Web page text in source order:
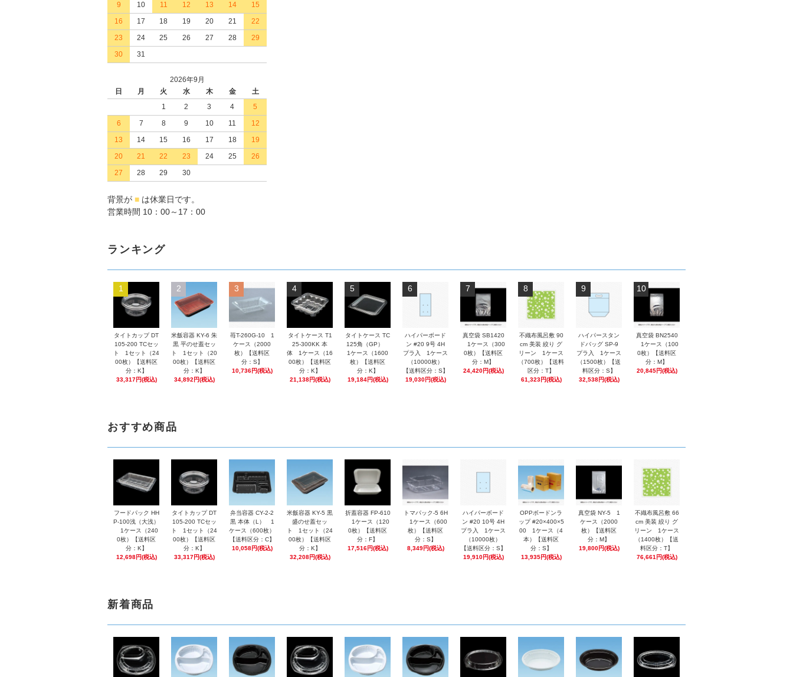
9
10 11 12 13 14
15
16
17 18 19 20 21
22
23
24 25 26 27 28
29
30
31
2026年9月
日
月 火 水 木 金
土
1
2 3 4
5
6
7 8 9 10 11
12
13
14 15 16 17 18
19
20
21 22 23 24 25
26
27
28 29 30
背景が ■ は休業日です。
営業時間 10：00～17：00
ランキング
1
タイトカップ DT
105-200 TCセッ
ト 1セット（24
00枚）【送料区
分：K】
33,317円(税込)
2
米飯容器 KY-6 朱
黒 平のせ蓋セッ
ト 1セット（20
00枚）【送料区
分：K】
34,892円(税込)
3
苺T-260G-10 1
ケース（2000
枚）【送料区
分：S】
10,736円(税込)
4
タイトケース T1
25-300KK 本
体 1ケース（16
00枚）【送料区
分：K】
21,138円(税込)
5
タイトケース TC
125角（GP）
1ケース（1600
枚）【送料区
分：K】
19,184円(税込)
6
ハイパーボード
ン #20 9号 4H
プラ入 1ケース
（10000枚）
【送料区分：S】
19,030円(税込)
7
真空袋 SB1420
1ケース（300
0枚）【送料区
分：M】
24,420円(税込)
8
不織布風呂敷 90
cm 美装 絞り グ
リーン 1ケース
（700枚）【送料
区分：T】
61,323円(税込)
9
ハイパースタン
ドバッグ SP-9
プラ入 1ケース
（1500枚）【送
料区分：S】
32,538円(税込)
10
真空袋 BN2540
1ケース（100
0枚）【送料区
分：M】
20,845円(税込)
おすすめ商品
フードパック HH
P-100浅（大浅）
1ケース（240
0枚）【送料区
分：K】
12,698円(税込)
タイトカップ DT
105-200 TCセッ
ト 1セット（24
00枚）【送料区
分：K】
33,317円(税込)
弁当容器 CY-2-2
黒 本体（L） 1
ケース（600枚）
【送料区分：C】
10,058円(税込)
米飯容器 KY-5 黒
盛のせ蓋セッ
ト 1セット（24
00枚）【送料区
分：K】
32,208円(税込)
折蓋容器 FP-610
1ケース（120
0枚）【送料区
分：F】
17,516円(税込)
トマパック-5 6H
1ケース（600
枚）【送料区
分：S】
8,349円(税込)
ハイパーボード
ン #20 10号 4H
プラ入 1ケース
（10000枚）
【送料区分：S】
19,910円(税込)
OPPボードンラ
ップ #20×400×5
00 1ケース（4
本）【送料区
分：S】
13,935円(税込)
真空袋 NY-5 1
ケース（2000
枚）【送料区
分：M】
19,800円(税込)
不織布風呂敷 66
cm 美装 絞り グ
リーン 1ケース
（1400枚）【送
料区分：T】
76,661円(税込)
新着商品